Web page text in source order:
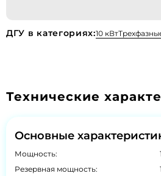
ДГУ в категориях:10 кВт
Технические
Основные
Мощность:
Резервная мощность: